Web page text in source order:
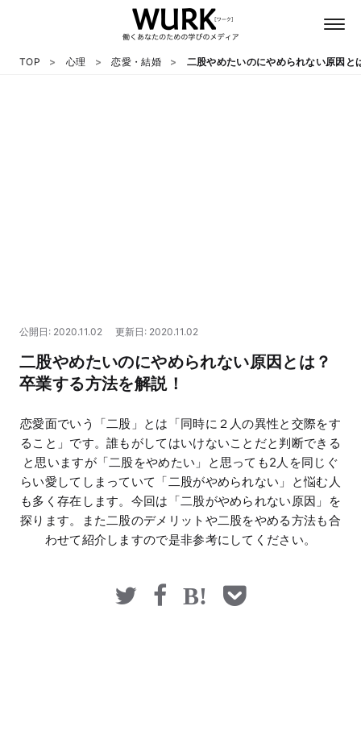
マネー
TOP 心理 恋愛・結婚 二股やめたいのにやめられない原因と
公開日: 2020.11.02 更新日: 2020.11.02
二股やめたいのにやめられない原因とは？
卒業する方法を解説！
恋愛面でいう「二股」とは「同時に２人の異性と交際をす
ること」です。誰もがしてはいけないことだと判断できる
と思いますが「二股をやめたい」と思っても2人を同じぐ
らい愛してしまっていて「二股がやめられない」と悩む人
も多く存在します。今回は「二股がやめられない原因」を
探ります。また二股のデメリットや二股をやめる方法も合
わせて紹介しますので是非参考にしてください。